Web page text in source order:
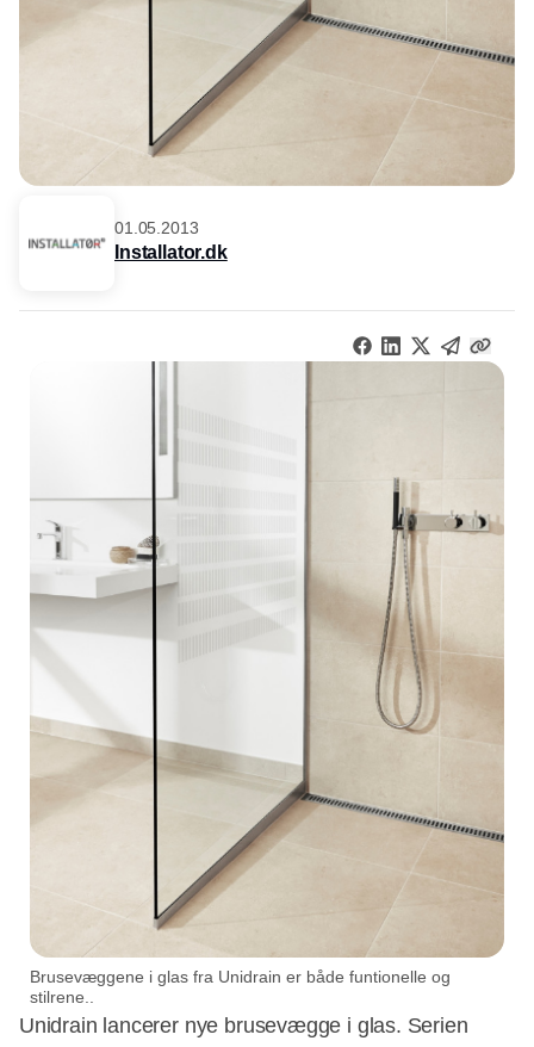
01.05.2013
Installator.dk
Brusevæggene i glas fra Unidrain er både funtionelle og
stilrene..
Unidrain lancerer nye brusevægge i glas. Serien